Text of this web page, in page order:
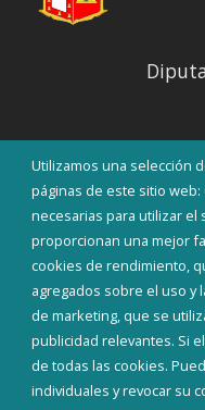
Utilizamos una selección
páginas de este sitio
necesarias para utilizar
proporcionan una mejor
cookies de rendimiento,
agregados sobre el uso y
de marketing, que se
publicidad relevantes. Si
de todas las cookies.
individuales y revocar su